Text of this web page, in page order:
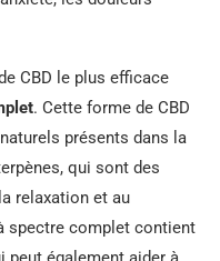
CBD le plus efficace
. Cette forme de CBD
présents dans la
qui sont des
relaxation et au
spectre complet contient